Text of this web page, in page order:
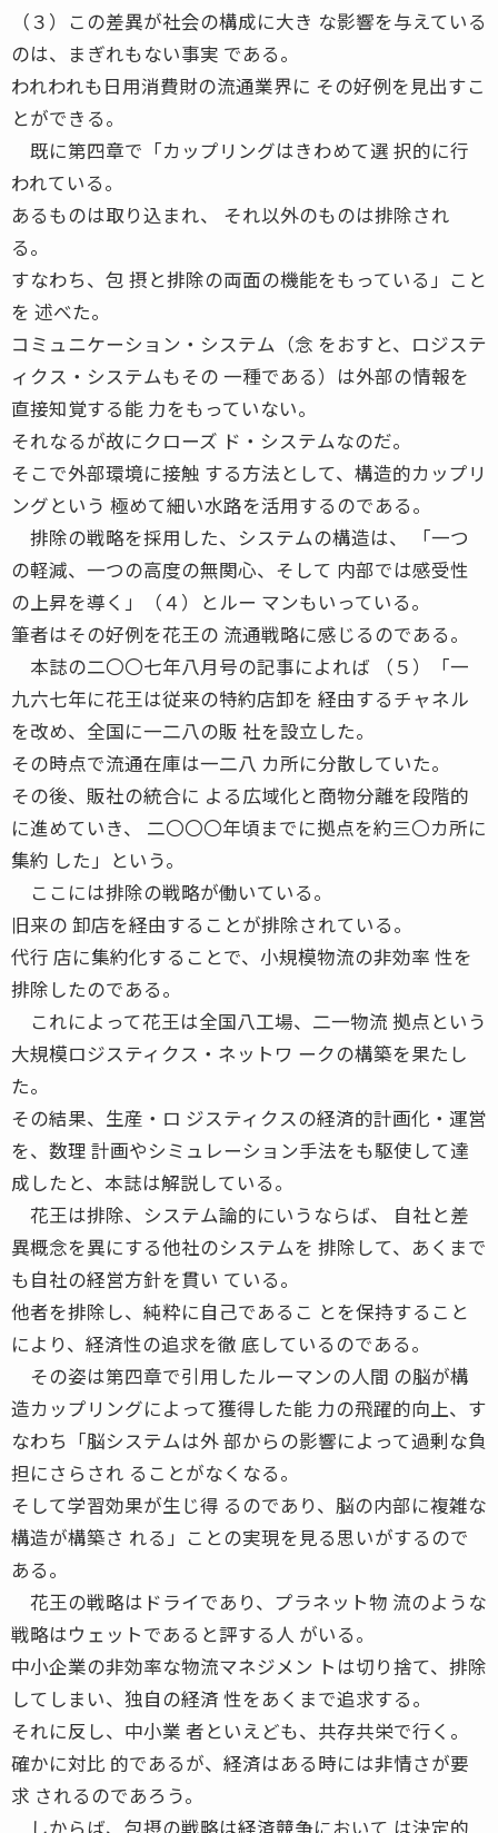
（３）この差異が社会の構成に大き な影響を与えている
のは、まぎれもない事実 である。
われわれも日用消費財の流通業界に その好例を見出すこ
とができる。
既に第四章で「カップリングはきわめて選 択的に行
われている。
あるものは取り込まれ、 それ以外のものは排除され
る。
すなわち、包 摂と排除の両面の機能をもっている」こと
を 述べた。
コミュニケーション・システム（念 をおすと、ロジステ
ィクス・システムもその 一種である）は外部の情報を
直接知覚する能 力をもっていない。
それなるが故にクローズ ド・システムなのだ。
そこで外部環境に接触 する方法として、構造的カップリ
ングという 極めて細い水路を活用するのである。
排除の戦略を採用した、システムの構造は、 「一つ
の軽減、一つの高度の無関心、そして 内部では感受性
の上昇を導く」（４）とルー マンもいっている。
筆者はその好例を花王の 流通戦略に感じるのである。
本誌の二〇〇七年八月号の記事によれば （５）「一
九六七年に花王は従来の特約店卸を 経由するチャネル
を改め、全国に一二八の販 社を設立した。
その時点で流通在庫は一二八 カ所に分散していた。
その後、販社の統合に よる広域化と商物分離を段階的
に進めていき、 二〇〇〇年頃までに拠点を約三〇カ所に
集約 した」という。
ここには排除の戦略が働いている。
旧来の 卸店を経由することが排除されている。
代行 店に集約化することで、小規模物流の非効率 性を
排除したのである。
これによって花王は全国八工場、二一物流 拠点という
大規模ロジスティクス・ネットワ ークの構築を果たし
た。
その結果、生産・ロ ジスティクスの経済的計画化・運営
を、数理 計画やシミュレーション手法をも駆使して達
成したと、本誌は解説している。
花王は排除、システム論的にいうならば、 自社と差
異概念を異にする他社のシステムを 排除して、あくまで
も自社の経営方針を貫い ている。
他者を排除し、純粋に自己であるこ とを保持すること
により、経済性の追求を徹 底しているのである。
その姿は第四章で引用したルーマンの人間 の脳が構
造カップリングによって獲得した能 力の飛躍的向上、す
なわち「脳システムは外 部からの影響によって過剰な負
担にさらされ ることがなくなる。
そして学習効果が生じ得 るのであり、脳の内部に複雑な
構造が構築さ れる」ことの実現を見る思いがするので
ある。
花王の戦略はドライであり、プラネット物 流のような
戦略はウェットであると評する人 がいる。
中小企業の非効率な物流マネジメン トは切り捨て、排除
してしまい、独自の経済 性をあくまで追求する。
それに反し、中小業 者といえども、共存共栄で行く。
確かに対比 的であるが、経済はある時には非情さが要
求 されるのであろう。
しからば、包摂の戦略は経済競争において は決定的